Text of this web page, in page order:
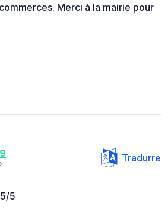
Merci à la mairie pour
Tradurre
5/5